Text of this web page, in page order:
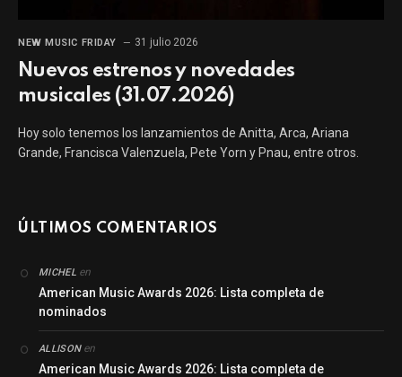
NEW MUSIC FRIDAY 31 julio 2026
Nuevos estrenos y novedades
musicales (31.07.2026)
Hoy solo tenemos los lanzamientos de Anitta, Arca, Ariana
Grande, Francisca Valenzuela, Pete Yorn y Pnau, entre otros.
ÚLTIMOS COMENTARIOS
MICHEL en
American Music Awards 2026: Lista completa de
nominados
ALLISONen
American Music Awards 2026: Lista completa de